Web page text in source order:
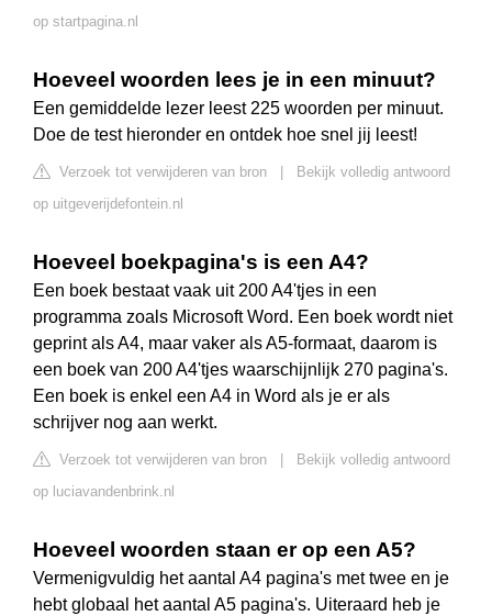
op startpagina.nl
Hoeveel woorden lees je in een minuut?
Een gemiddelde lezer leest 225 woorden per minuut.
Doe de test hieronder en ontdek hoe snel jij leest!
Verzoek tot verwijderen van bron
Bekijk volledig antwoord
op uitgeverijdefontein.nl
Hoeveel boekpagina's is een A4?
Een boek bestaat vaak uit 200 A4'tjes in een
programma zoals Microsoft Word. Een boek wordt niet
geprint als A4, maar vaker als A5-formaat, daarom is
een boek van 200 A4'tjes waarschijnlijk 270 pagina's.
Een boek is enkel een A4 in Word als je er als
schrijver nog aan werkt.
Verzoek tot verwijderen van bron
Bekijk volledig antwoord
op luciavandenbrink.nl
Hoeveel woorden staan er op een A5?
Vermenigvuldig het aantal A4 pagina's met twee en je
hebt globaal het aantal A5 pagina's. Uiteraard heb je